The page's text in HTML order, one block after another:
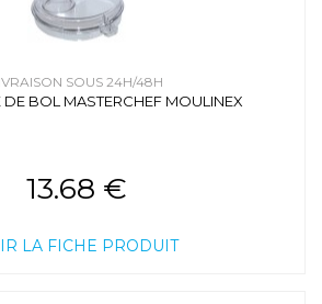
SOUS 24H/48H
DE BOL MASTERCHEF MOULINEX
13.68 €
LA FICHE PRODUIT